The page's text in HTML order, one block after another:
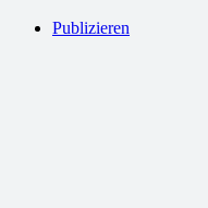
Publizieren